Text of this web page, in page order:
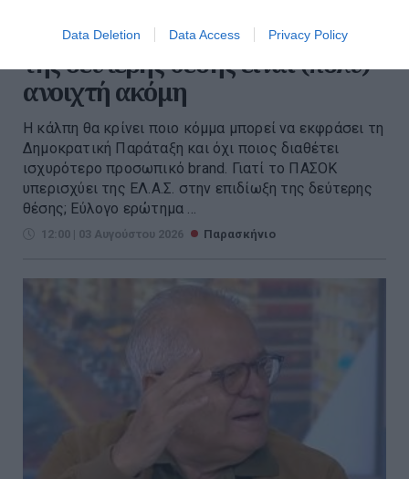
Data Deletion Data Access Privacy Policy
ΠΑΣΟΚ ή ΕΛ.ΑΣ.; Γιατί η μάχη
της δεύτερης θέσης είναι (πολύ)
ανοιχτή ακόμη
Η κάλπη θα κρίνει ποιο κόμμα μπορεί να εκφράσει τη
Δημοκρατική Παράταξη και όχι ποιος διαθέτει
ισχυρότερο προσωπικό brand. Γιατί το ΠΑΣΟΚ
υπερισχύει της ΕΛ.Α.Σ. στην επιδίωξη της δεύτερης
θέσης; Εύλογο ερώτημα ...
12:00 | 03 Αυγούστου 2026 Παρασκήνιο